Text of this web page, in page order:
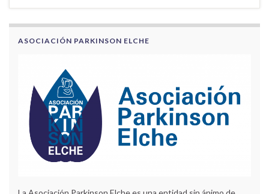
ASOCIACIÓN PARKINSON ELCHE